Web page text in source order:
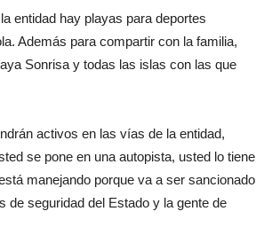
entidad hay playas para deportes
Además para compartir con la familia,
Sonrisa y todas las islas con las que
activos en las vías de la entidad,
se pone en una autopista, usted lo tiene
manejando porque va a ser sancionado
de seguridad del Estado y la gente de